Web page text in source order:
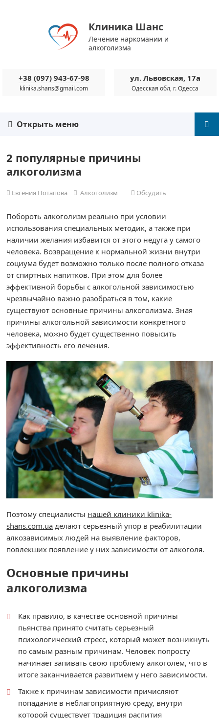
Клиника Шанс
Лечение наркомании и
алкоголизма
+38 (097) 943-67-98
klinika.shans@gmail.com
ул. Львовская, 17а
Одесская обл, г. Одесса
Открыть меню
2 популярные причины
алкоголизма
Евгения Потапова Алкоголизм Обсудить
Побороть алкоголизм реально при условии
использования специальных методик, а также при
наличии желания избавится от этого недуга у самого
человека. Возвращение к нормальной жизни внутри
социума будет возможно только после полного отказа
от спиртных напитков. При этом для более
эффективной борьбы с алкогольной зависимостью
чрезвычайно важно разобраться в том, какие
существуют основные причины алкоголизма. Зная
причины алкогольной зависимости конкретного
человека, можно будет существенно повысить
эффективность его лечения.
Поэтому специалисты нашей клиники klinika-
shans.com.ua делают серьезный упор в реабилитации
алкозависимых людей на выявление факторов,
повлекших появление у них зависимости от алкоголя.
Основные причины
алкоголизма
Как правило, в качестве основной причины
пьянства принято считать серьезный
психологический стресс, который может возникнуть
по самым разным причинам. Человек попросту
начинает запивать свою проблему алкоголем, что в
итоге заканчивается развитием у него зависимости.
Также к причинам зависимости причисляют
попадание в неблагоприятную среду, внутри
которой существует традиция распития